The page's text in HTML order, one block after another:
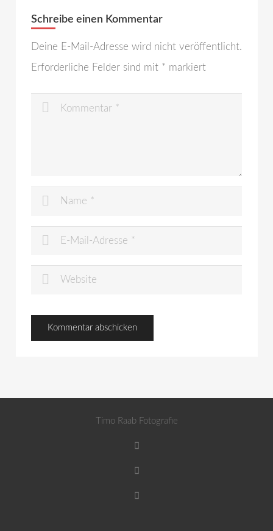
Schreibe einen Kommentar
Deine E-Mail-Adresse wird nicht veröffentlicht.
Erforderliche Felder sind mit * markiert
Timo Raab Fotografie